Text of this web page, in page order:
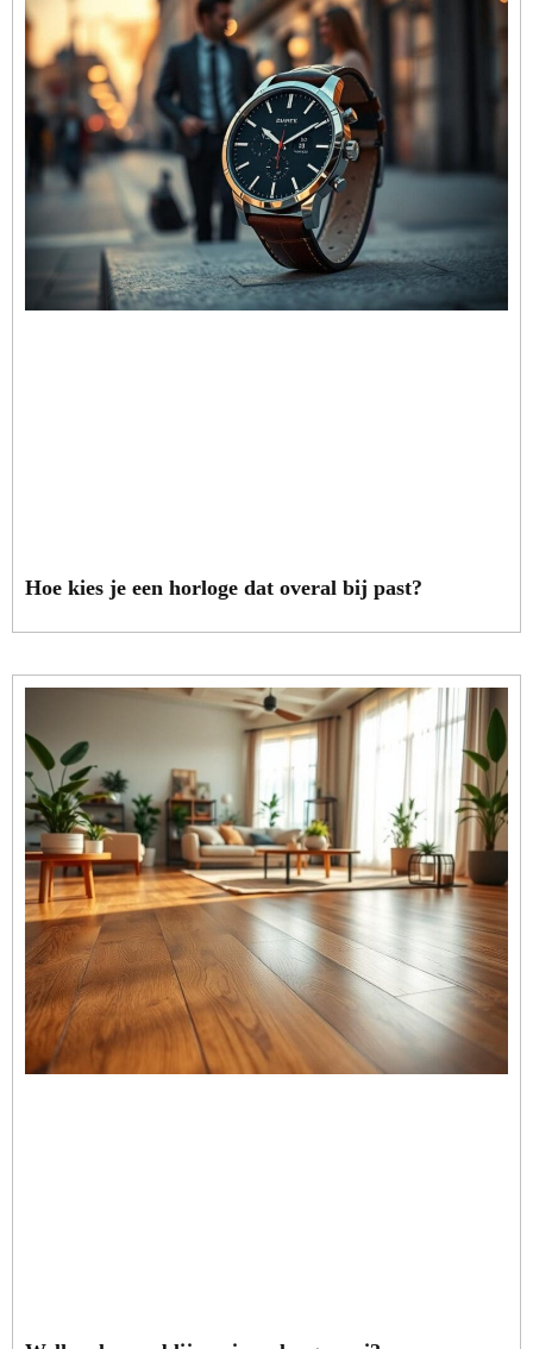
Hoe kies je een horloge dat overal bij past?